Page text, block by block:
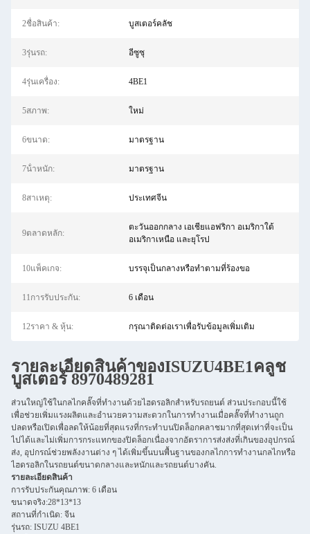
2ชื่อสินค้า: บูสเตอร์คลัช
3รุ่นรถ: อีซูซุ
4รุ่นเครื่อง: 4BE1
5สภาพ: ใหม่
6ขนาด: มาตรฐาน
7น้ําหนัก: มาตรฐาน
8สาเหตุ: ประเทศจีน
9ตลาดหลัก:
ตะวันออกกลาง เอเชียแอฟริกา อเมริกาใต้
อเมริกาเหนือ และยุโรป
10แพ็คเกจ: บรรจุเป็นกลางหรือทำตามที่ร้องขอ
11การรับประกัน: 6 เดือน
12ราคา & หุ้น: กรุณาติดต่อเราเพื่อรับข้อมูลเพิ่มเติม
รายละเอียดสินค้าของISUZU4BE1คลูช
บูสเตอร์ 8970489281
ส่วนใหญ่ใช้ในกลไกคลั๊จที่ทํางานด้วยไฮดรอลิกสําหรับรถยนต์ ส่วนประกอบนี้ใช้
เพื่อช่วยเพิ่มแรงผลิตและอํานวยความสะดวกในการทํางานเมื่อคลั๊จที่ทํางานถูก
ปลดหรือเปิดเพื่อลดให้น้อยที่สุดแรงที่กระทําบนปิดล็อกคลาชมากที่สุดเท่าที่จะเป็น
ไปได้และไม่เพิ่มการกระแทกของปิดล็อกเนื่องจากอัตราการส่งส่งที่เกินของอุปกรณ์
ส่ง, อุปกรณ์ช่วยพลังงานต่าง ๆ ได้เพิ่มขึ้นบนพื้นฐานของกลไกการทํางานกลไกหรือ
ไฮดรอลิกในรถยนต์ขนาดกลางและหนักและรถยนต์บางคัน.
รายละเอียดสินค้า
การรับประกันคุณภาพ: 6 เดือน
ขนาดจริง:28*13*13
สถานที่กําเนิด: จีน
รุ่นรถ: ISUZU 4BE1